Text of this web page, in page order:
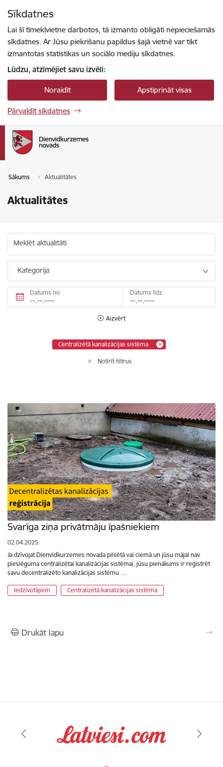
Sīkdatnes
Lai šī tīmekļvietne darbotos, tā izmanto obligāti nepieciešamās
sīkdatnes. Ar Jūsu piekrišanu papildus šajā vietnē var tikt
izmantotas statistikas un sociālo mediju sīkdatnes.
Lūdzu, atzīmējiet savu izvēli:
Noraidīt Apstiprināt visas
Pārvaldīt sīkdatnes
Sākums Aktualitātes
Aktualitātes
Meklēt aktualitāti
Kategorija
Datums no Datums līdz
Aizvērt
Centralizētā kanalizācijas sistēma
Notīrīt filtrus
Svarīga ziņa privātmāju īpašniekiem
02.04.2025.
Ja dzīvojat Dienvidkurzemes novada pilsētā vai ciemā un jūsu mājai nav
pieslēguma centralizētai kanalizācijas sistēmai, jūsu pienākums ir reģistrēt
savu decentralizēto kanalizācijas sistēmu …
Iedzīvotājiem Centralizētā kanalizācijas sistēma
Drukāt lapu